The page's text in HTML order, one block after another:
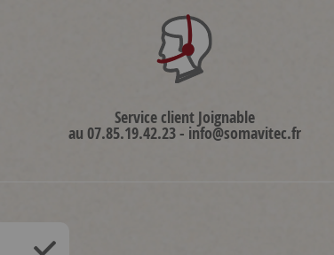
Service client Joignable
au 07.85.19.42.23 - info@somavitec.fr